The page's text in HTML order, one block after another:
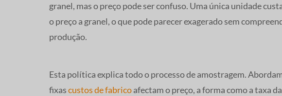
granel, mas o preço pode ser confuso. Uma única unidade
o preço a granel, o que pode parecer exagerado sem
produção.
Esta política explica todo o processo de amostragem.
fixascustos de fabricoafectam o preço, a forma como a taxa